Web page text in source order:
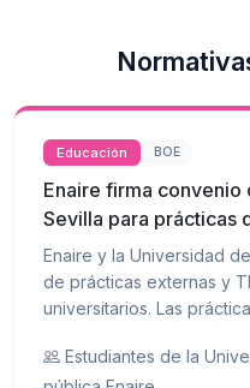
Educación BOE
Enaire firma convenio
Sevilla para prácticas
Enaire y la Universidad
de prácticas externas y
universitarios. Las
Estudiantes de la